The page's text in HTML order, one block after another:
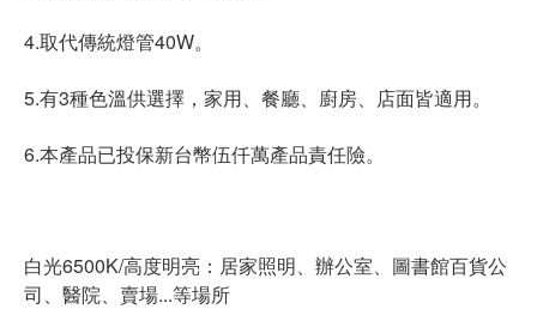
4.取代傳統燈管40W。
5.有3種色溫供選擇，家用、餐廳、廚房、店面皆適用。
6.本產品已投保新台幣伍仟萬產品責任險。
白光6500K/高度明亮：居家照明、辦公室、圖書館百貨公
司、醫院、賣場...等場所